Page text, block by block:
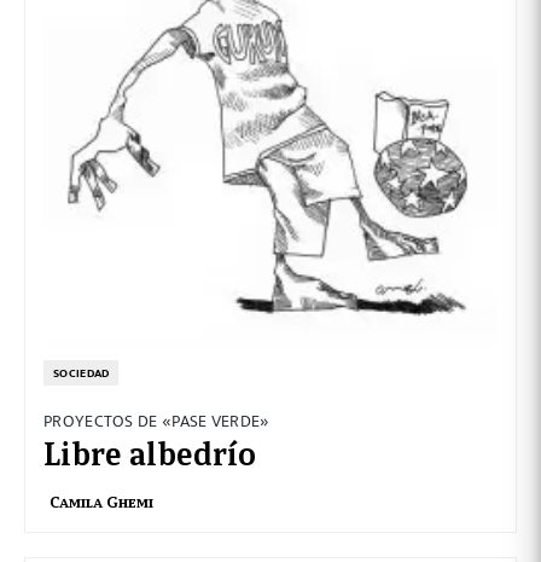
SOCIEDAD
PROYECTOS DE «PASE VERDE»
Libre albedrío
Camila Ghemi